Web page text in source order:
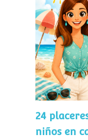
24
niños en